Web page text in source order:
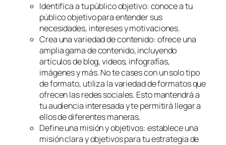
Identifica a tu público objetivo: conoce a tu
público objetivo para entender sus
necesidades, intereses y motivaciones.
Crea una variedad de contenido: ofrece una
amplia gama de contenido, incluyendo
artículos de blog, videos, infografías,
imágenes y más. No te cases con un solo tipo
de formato, utiliza la variedad de formatos que
ofrecen las redes sociales. Esto mantendrá a
tu audiencia interesada y te permitirá llegar a
ellos de diferentes maneras.
Define una misión y objetivos: establece una
misión clara y objetivos para tu estrategia de